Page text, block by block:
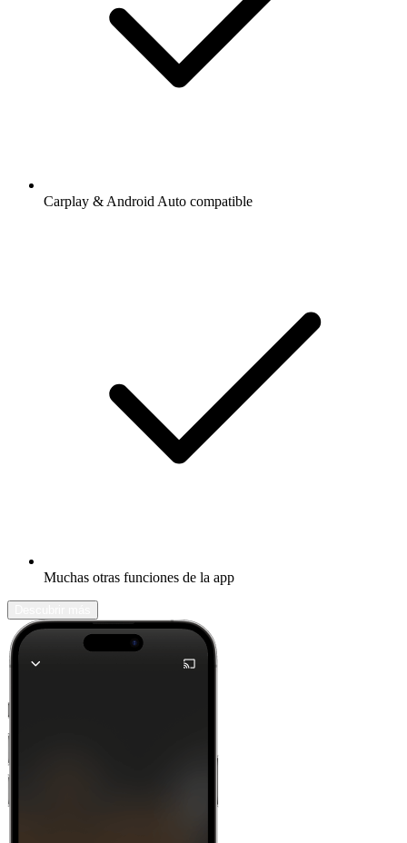
Carplay & Android Auto compatible
Muchas otras funciones de la app